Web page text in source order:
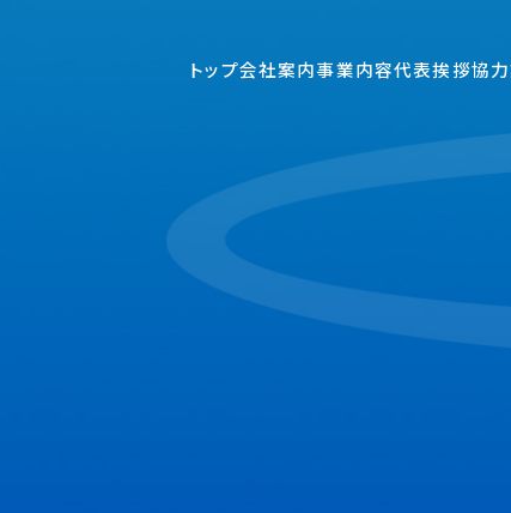
トップ会社案内事業内容代表挨拶協